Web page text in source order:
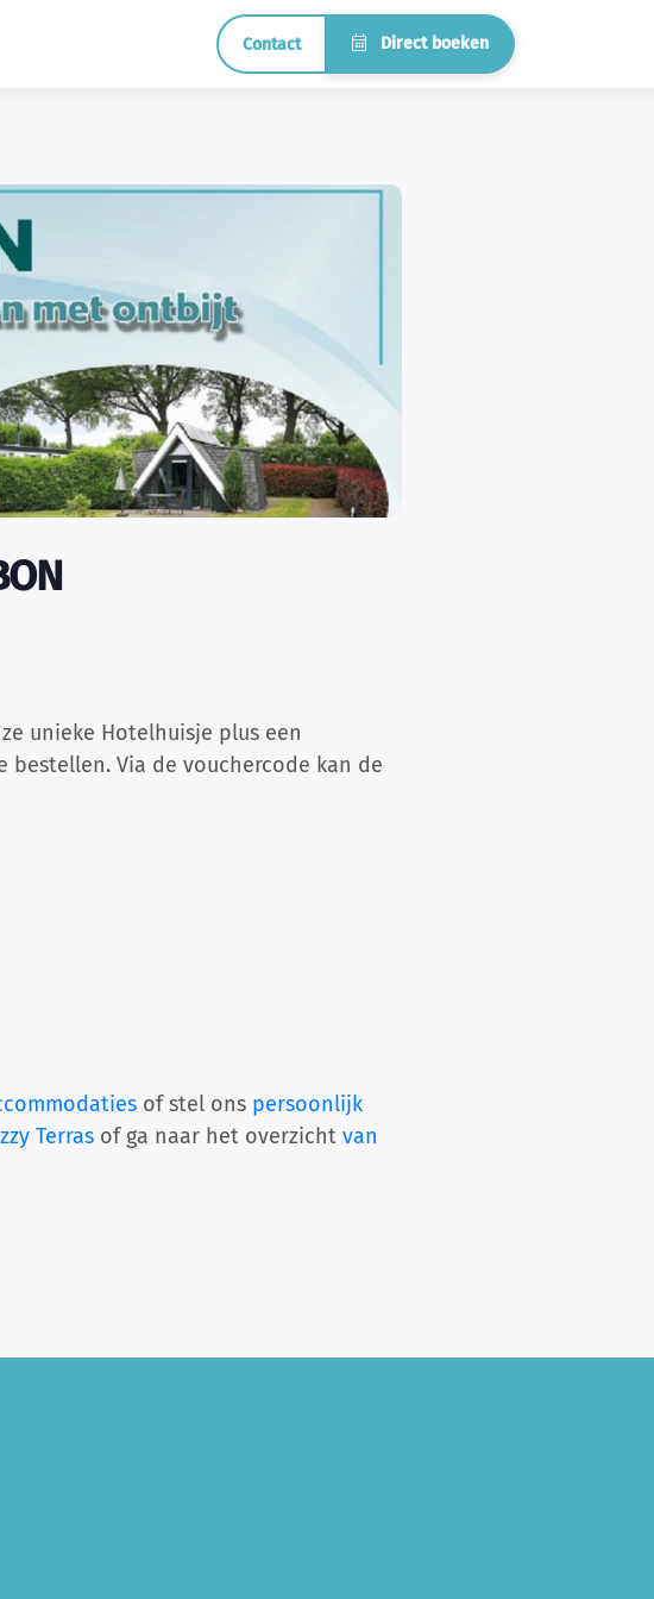
Contact Direct boeken
unieke Hotelhuisje plus een
Via de vouchercode kan de
of stel ons persoonlijk
Terras of ga naar het overzicht van